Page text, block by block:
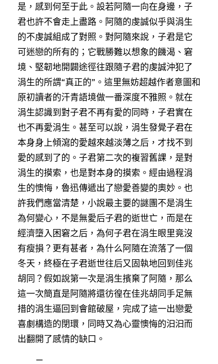
是，感到何至于此。設若阿隨一向在身邊，子
君也許不會走上盡路。阿隨的虔誠似乎與涓生
的不虔誠組成了對照。對阿隨來說，子君是它
可迷戀的所有的；它戰勝難以想象的饑渴、窘
境、堅韌地開闢途徑往跟隨子君的虔誠沖犯了
涓生的所謂“真正的”。這里無妨超越作者意圖和
原初讀者的汗青語境做一番深度不雅照。就在
涓生認識到對子君不再有愛的同時，子君實在
也不再愛涓生。甚至可以說，涓生發覺子君在
本身身上傾瀉的愛越來越淡薄之后，才找不到
愛的感到了的。子君第二次的複習舊課，是對
涓生的摸索，也是對本身的摸索。經由過程涓
生的懊悔，魯迅傳遞出了戀愛善變的奧妙。也
許我們應當清楚，小說最主要的謎團不是涓生
為何變心，不是無愛后子君的逝世亡，而是在
經濟墮入困窘之后，為何子君在涓生眼里竟沒
有瘦損？更有甚者，為什么阿隨在流落了一個
冬天，終極在子君逝世往后又固執地回到佳兆
胡同？假如說第一次是涓生擯棄了阿隨，那么
這一次簡直是阿隨將還彷徨在佳兆胡同手足無
措的涓生逼回到會館破屋，完成了這一出戀愛
喜劇構造的閉環，同時又為心靈懊悔的汩汩而
出翻開了感情的缺口。